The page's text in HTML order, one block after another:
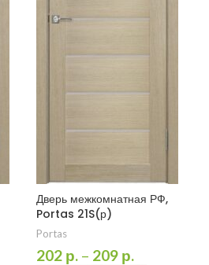
Дверь межкомнатная РФ,
Portas 21S(р)
Portas
202 р. – 209 р.